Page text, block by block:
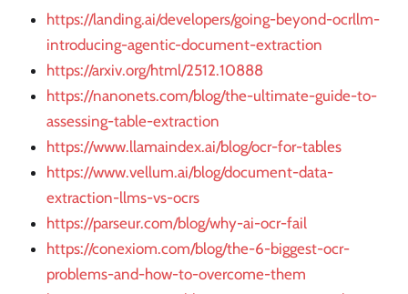
https://landing.ai/developers/going-beyond-ocrllm-
introducing-agentic-document-extraction
https://arxiv.org/html/2512.10888
https://nanonets.com/blog/the-ultimate-guide-to-
assessing-table-extraction
https://www.llamaindex.ai/blog/ocr-for-tables
https://www.vellum.ai/blog/document-data-
extraction-llms-vs-ocrs
https://parseur.com/blog/why-ai-ocr-fail
https://conexiom.com/blog/the-6-biggest-ocr-
problems-and-how-to-overcome-them